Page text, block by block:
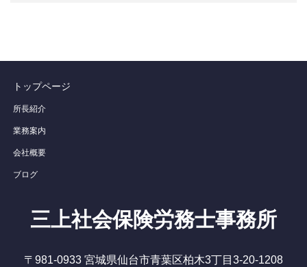
トップページ
所長紹介
業務案内
会社概要
ブログ
三上社会保険労務士事務所
〒981-0933 宮城県仙台市青葉区柏木3丁目3-20-1208